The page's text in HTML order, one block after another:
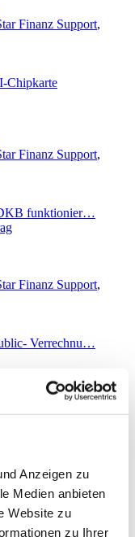
Anzeigen zu
Medien anbieten
Website zu
zu Ihrer
Finanz Support,
Chipkarte
Finanz Support,
funktionier…
Finanz Support,
Verrechnu…
13 Basic
Finanz Support,